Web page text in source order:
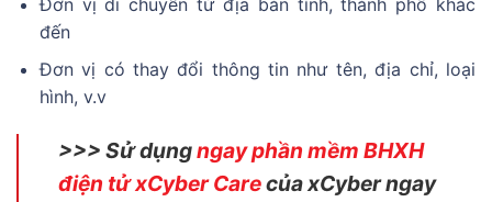
đến
Đơn vị có thay đổi thông tin như tên, địa chỉ, loại
hình, v.v
>>> Sử dụngngay phần mềm BHXH
điện tử xCyber Carecủa xCyber ngay